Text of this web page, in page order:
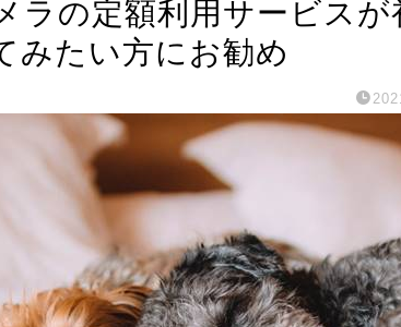
ラの定額利用サービスが
みたい方にお勧め